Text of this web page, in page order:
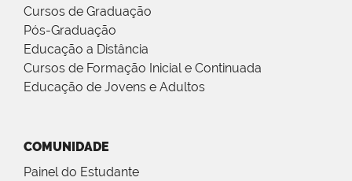
Cursos de Graduação
Pós-Graduação
Educação a Distância
Cursos de Formação Inicial e Continuada
Educação de Jovens e Adultos
COMUNIDADE
Painel do Estudante